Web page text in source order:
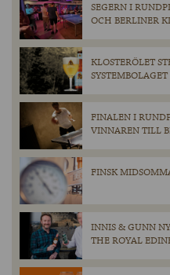
SEGERN I
OCH BERLINER
KLOSTERÖLET
FINALEN I
VINNAREN TILL
FINSK
INNIS & GUNN
THE ROYAL